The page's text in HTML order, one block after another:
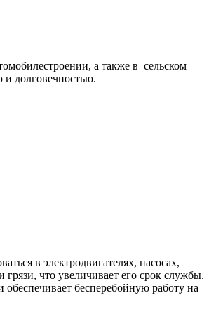
а также в сельском
и долговечностью.
в электродвигателях, насосах,
что увеличивает его срок службы.
бесперебойную работу на